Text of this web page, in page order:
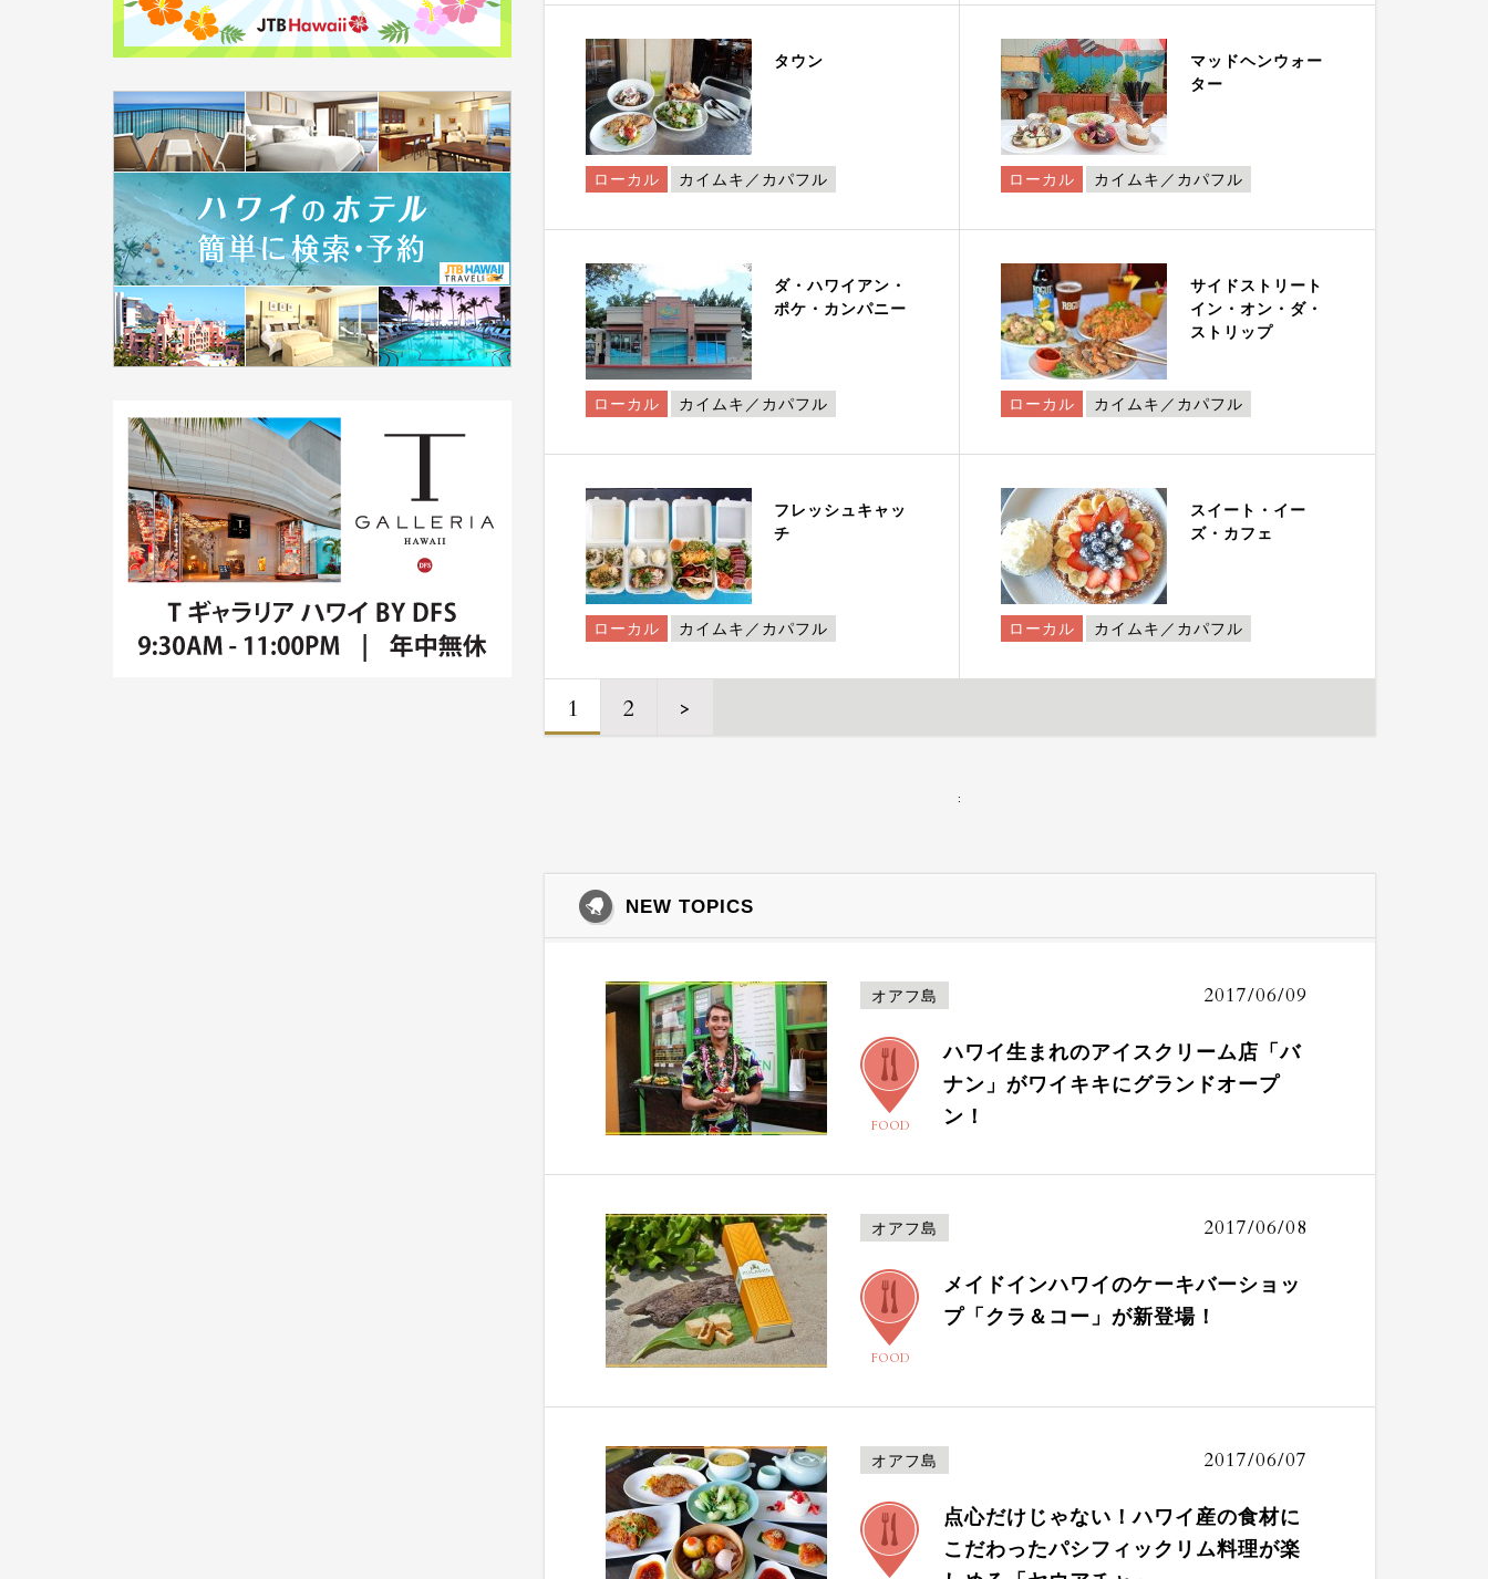
タウン
ローカル カイムキ／カパフル
マッドヘンウォー
ター
ローカル カイムキ／カパフル
ダ・ハワイアン・
ポケ・カンパニー
ローカル カイムキ／カパフル
サイドストリート
イン・オン・ダ・
ストリップ
ローカル カイムキ／カパフル
フレッシュキャッ
チ
ローカル カイムキ／カパフル
スイート・イー
ズ・カフェ
ローカル カイムキ／カパフル
1 2 >
:
NEW TOPICS
オアフ島 2017/06/09
FOOD
ハワイ生まれのアイスクリーム店「バ
ナン」がワイキキにグランドオープ
ン！
オアフ島 2017/06/08
FOOD
メイドインハワイのケーキバーショッ
プ「クラ＆コー」が新登場！
オアフ島 2017/06/07
点心だけじゃない！ハワイ産の食材に
こだわったパシフィックリム料理が楽